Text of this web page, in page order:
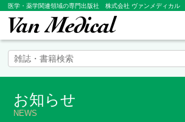
医学・薬学関連領域の専門出版社 株式会社 ヴァンメディカル
お知らせ
NEWS